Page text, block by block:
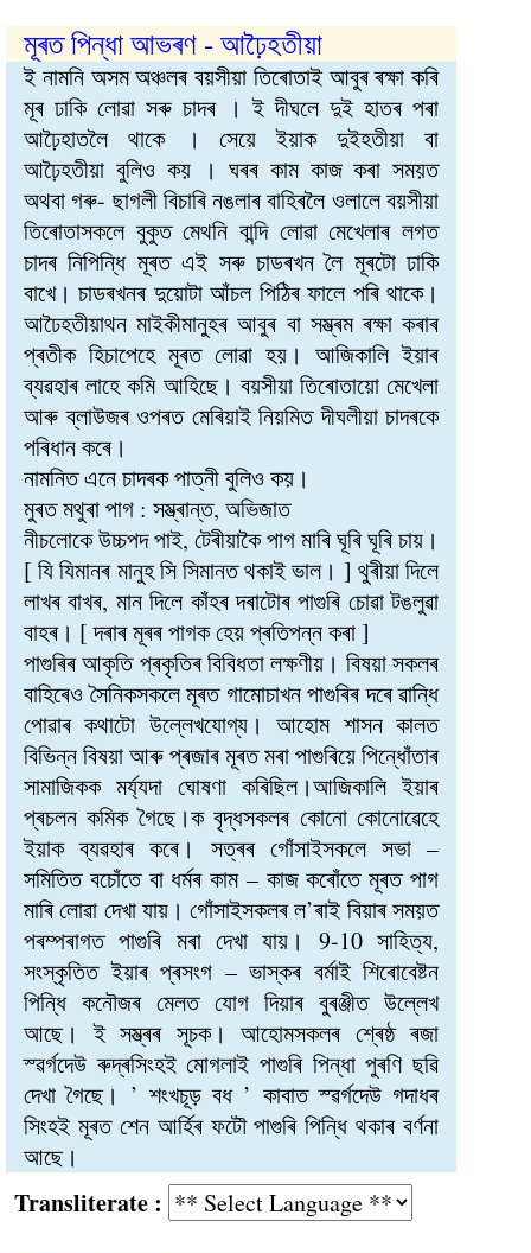
মূৰত পিন্ধা আভৰণ - আঢ়ৈহতীয়া
ই নামনি অসম অঞ্চলৰ বয়সীয়া তিৰোতাই আবুৰ ৰক্ষা কৰি
মূৰ ঢাকি লোৱা সৰু চাদৰ । ই দীঘলে দুই হাতৰ পৰা
আঢ়ৈহাতলৈ থাকে । সেয়ে ইয়াক দুইহতীয়া বা
আঢ়ৈহতীয়া বুলিও কয় । ঘৰৰ কাম কাজ কৰা সময়ত
অথবা গৰু- ছাগলী বিচাৰি নঙলাৰ বাহিৰলৈ ওলালে বয়সীয়া
তিৰোতাসকলে বুকুত মেথনি বান্দি লোৱা মেখেলাৰ লগত
চাদৰ নিপিন্ধি মূৰত এই সৰু চাডৰখন লৈ মূৰটো ঢাকি
বাখে। চাডৰখনৰ দুয়োটা আঁচল পিঠিৰ ফালে পৰি থাকে।
আঢৈহতীয়াথন মাইকীমানুহৰ আবুৰ বা সম্ভ্ৰম ৰক্ষা কৰাৰ
প্ৰতীক হিচাপেহে মূৰত লোৱা হয়। আজিকালি ইয়াৰ
ব্যৱহাৰ লাহে কমি আহিছে। বয়সীয়া তিৰোতায়ো মেখেলা
আৰু ব্লাউজৰ ওপৰত মেৰিয়াই নিয়মিত দীঘলীয়া চাদৰকে
পৰিধান কৰে।
নামনিত এনে চাদৰক পাত্নী বুলিও কয়।
মুৰত মথুৰা পাগ : সম্ভ্ৰান্ত, অভিজাত
নীচলোকে উচ্চপদ পাই, টেৰীয়াকৈ পাগ মাৰি ঘূৰি ঘূৰি চায়।
[ যি যিমানৰ মানুহ সি সিমানত থকাই ভাল। ] থুৰীয়া দিলে
লাখৰ বাখৰ, মান দিলে কাঁহৰ দৰাটোৰ পাগুৰি চোৱা টঙলুৱা
বাহৰ। [ দৰাৰ মূৰৰ পাগক হেয় প্ৰতিপন্ন কৰা ]
পাগুৰিৰ আকৃতি প্ৰকৃতিৰ বিবিধতা লক্ষণীয়। বিষয়া সকলৰ
বাহিৰেও সৈনিকসকলে মূৰত গামোচাখন পাগুৰিৰ দৰে ৱান্ধি
পোৱাৰ কথাটো উল্লেখযোগ্য। আহোম শাসন কালত
বিভিন্ন বিষয়া আৰু প্ৰজাৰ মূৰত মৰা পাগুৰিয়ে পিন্ধোঁতাৰ
সামাজিকক মৰ্য্যদা ঘোষণা কৰিছিল।আজিকালি ইয়াৰ
প্ৰচলন কমিক গৈছে।ক বৃদ্ধসকলৰ কোনো কোনোৱেহে
ইয়াক ব্যৱহাৰ কৰে। সত্ৰৰ গোঁসাইসকলে সভা –
সমিতিত বচোঁতে বা ধৰ্মৰ কাম – কাজ কৰোঁতে মূৰত পাগ
মাৰি লোৱা দেখা যায়। গোঁসাইসকলৰ ল’ৰাই বিয়াৰ সময়ত
পৰম্পৰাগত পাগুৰি মৰা দেখা যায়। 9-10 সাহিত্য,
সংস্কৃতিত ইয়াৰ প্ৰসংগ – ভাস্কৰ বৰ্মাই শিৰোবেষ্টন
পিন্ধি কনৌজৰ মেলত যোগ দিয়াৰ বুৰঞ্জীত উল্লেখ
আছে। ই সম্ভ্ৰৰ সূচক। আহোমসকলৰ শ্ৰেষ্ঠ ৰজা
স্ৱৰ্গদেউ ৰুদ্ৰসিংহই মোগলাই পাগুৰি পিন্ধা পুৰণি ছৱি
দেখা গৈছে। ’ শংখচূড় বধ ’ কাবাত স্ৱৰ্গদেউ গদাধৰ
সিংহই মূৰত শেন আৰ্হিৰ ফটৌ পাগুৰি পিন্ধি থকাৰ বৰ্ণনা
আছে।
: